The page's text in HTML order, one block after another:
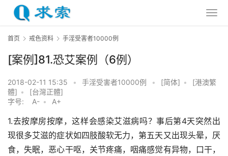
首页 戒色资料 手淫受害者10000例
[案例]81.恐艾案例（6例）
2018-02-11 15:35 • 手淫受害者10000例 • [简体] •
[港澳繁
體] •
[台灣正體]
字号:
A- • A+
1.去按摩房按摩，这样会感染艾滋病吗？事后第4天突然出
现很多艾滋的症状如四肢酸软无力，第五天又出现头晕，厌
食，失眠，恶心干呕，关节疼痛，咽痛感觉有异物，口干，